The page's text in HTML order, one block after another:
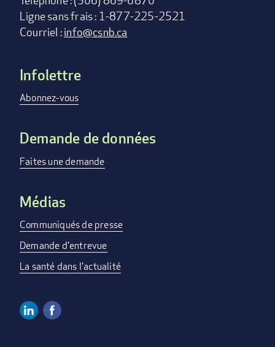
Ligne sans frais : 1-877-225-2521
Courriel :info@csnb.ca
Footer
menu
Infolettre
Abonnez-vous
Demande de données
Faites une demande
Médias
Communiqués de presse
Demande d'entrevue
La santé dans l'actualité
Linkedin